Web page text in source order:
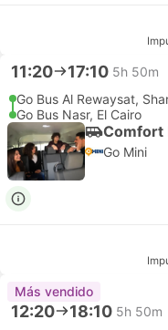
11:20 17:10 5h 50m
Go Bus Al Rewaysat,
Go Bus Nasr, El Cairo
Comfort
Go Mini
Más vendido
12:20 18:10 5h 50m